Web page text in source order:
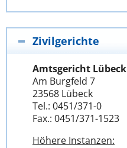
Zivilgerichte
Amtsgericht Lübeck
Am Burgfeld 7
23568 Lübeck
Tel.: 0451/371-0
Fax.: 0451/371-1523
Höhere Instanzen: